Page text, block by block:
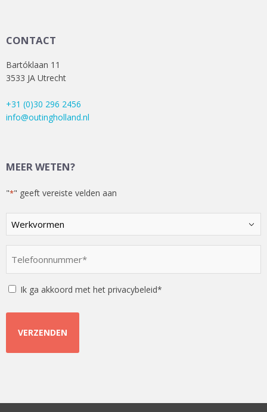
CONTACT
Bartóklaan 11
3533 JA Utrecht
+31 (0)30 296 2456
info@outingholland.nl
MEER WETEN?
"*" geeft vereiste velden aan
Kies
een
optie
Instemming
Ik ga akkoord met het privacybeleid*